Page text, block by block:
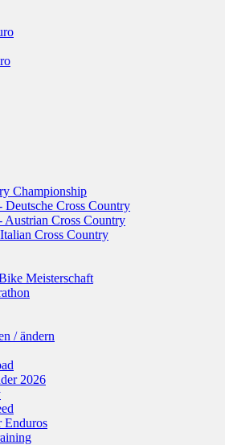
Championship
Deutsche Cross Country
Austrian Cross Country
Cross Country
Meisterschaft
/ ändern
2026